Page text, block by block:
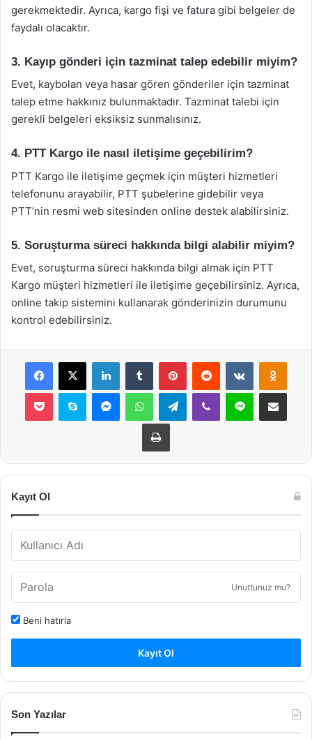
gerekmektedir. Ayrıca, kargo fişi ve fatura gibi belgeler de
faydalı olacaktır.
3. Kayıp gönderi için tazminat talep edebilir miyim?
Evet, kaybolan veya hasar gören gönderiler için tazminat
talep etme hakkınız bulunmaktadır. Tazminat talebi için
gerekli belgeleri eksiksiz sunmalısınız.
4. PTT Kargo ile nasıl iletişime geçebilirim?
PTT Kargo ile iletişime geçmek için müşteri hizmetleri
telefonunu arayabilir, PTT şubelerine gidebilir veya
PTT’nin resmi web sitesinden online destek alabilirsiniz.
5. Soruşturma süreci hakkında bilgi alabilir miyim?
Evet, soruşturma süreci hakkında bilgi almak için PTT
Kargo müşteri hizmetleri ile iletişime geçebilirsiniz. Ayrıca,
online takip sistemini kullanarak gönderinizin durumunu
kontrol edebilirsiniz.
Facebook
X LinkedInTumblr PinterestReddit VKontakte
Pocket Skype MessengerWhatsAppTelegramViber Line E-Posta ile
Yazdır
Kayıt Ol
Unuttunuz mu?
Beni hatırla
Kayıt Ol
Son Yazılar